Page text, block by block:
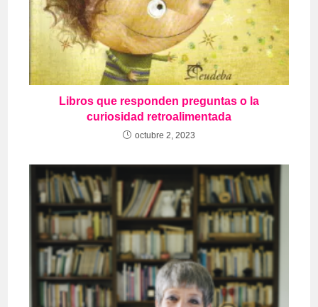
Libros que responden preguntas o la
curiosidad retroalimentada
octubre 2, 2023